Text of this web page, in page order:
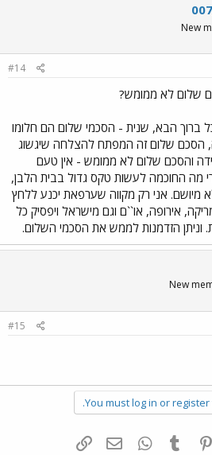
New
#14
שלום לא ממומש?
ברוך הבא, שנית - הסכמי שלום הם חלומו
הסכם שלום זה המפתח להצלחה שיגשוג
והסכם שלום לא ממומש - אין טעם
מה החוכמה לעשות טקס גדול בבית הלבן,
אני רק מקווה שערפאת יכנע ללחץ
אירופה, או``ם וגם מישראל ויפסיק כל
וניתן הזדמנות לממש את הסכמי השלום.
New
#15
You must log in or
Pinterest
Tumblr
WhatsAppדואר אלקטרוני